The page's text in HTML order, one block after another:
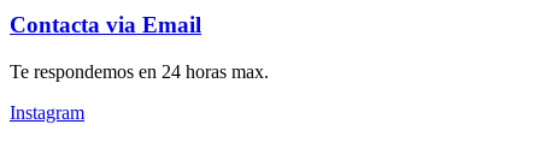
Contacta via Email
Te respondemos en 24 horas max.
Instagram